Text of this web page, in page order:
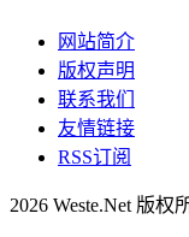
网站简介
版权声明
联系我们
友情链接
RSS订阅
2026 Weste.Net 版权